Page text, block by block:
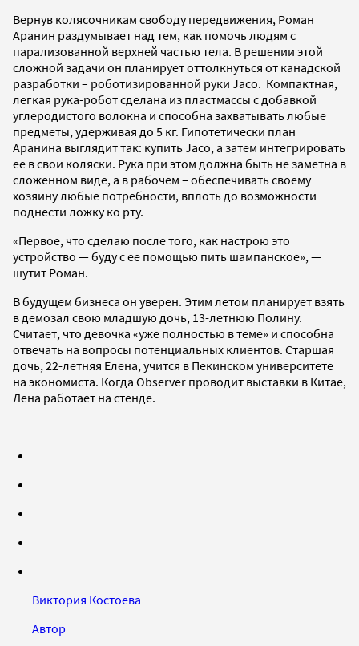
Вернув колясочникам свободу передвижения, Роман
Аранин раздумывает над тем, как помочь людям с
парализованной верхней частью тела. В решении этой
сложной задачи он планирует оттолкнуться от канадской
разработки – роботизированной руки Jaco. Компактная,
легкая рука-робот сделана из пластмассы с добавкой
углеродистого волокна и способна захватывать любые
предметы, удерживая до 5 кг. Гипотетически план
Аранина выглядит так: купить Jaco, а затем интегрировать
ее в свои коляски. Рука при этом должна быть не заметна в
сложенном виде, а в рабочем – обеспечивать своему
хозяину любые потребности, вплоть до возможности
поднести ложку ко рту.
«Первое, что сделаю после того, как настрою это
устройство — буду с ее помощью пить шампанское», —
шутит Роман.
В будущем бизнеса он уверен. Этим летом планирует взять
в демозал свою младшую дочь, 13-летнюю Полину.
Считает, что девочка «уже полностью в теме» и способна
отвечать на вопросы потенциальных клиентов. Старшая
дочь, 22-летняя Елена, учится в Пекинском университете
на экономиста. Когда Observer проводит выставки в Китае,
Лена работает на стенде.
Виктория Костоева
Автор